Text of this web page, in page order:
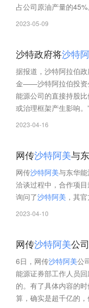
占公司原油产量的45%
2023-05-09
沙特政府将沙特阿
据报道，沙特阿拉伯
金——沙特阿拉伯投资
能源公司的直接持股比
或治理框架产生影响。
2023-04-16
网传沙特阿美与
网传沙特阿美与东华
洽谈过程中，合作项
询问了沙特阿美 ，其
2023-04-10
网传沙特阿美公
6日，网传沙特阿美公
能源证券部工作人员
的。有了具体内容的
算，确实是超千亿的，